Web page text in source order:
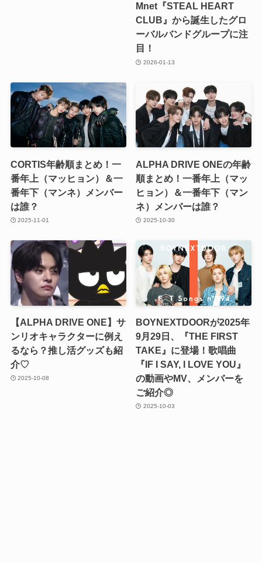
Mnet『STEAL HEART
CLUB』から誕生したグロ
ーバルバンドグループに注
目！
2026-01-13
CORTIS年齢順まとめ！一
番年上（マッヒョン）＆一
番年下（マンネ）メンバー
は誰？
2025-11-01
ALPHA DRIVE ONEの年齢
順まとめ！一番年上（マッ
ヒョン）＆一番年下（マン
ネ）メンバーは誰？
2025-10-30
【ALPHA DRIVE ONE】サ
ンリオキャラクターに例え
るなら？推し活グッズも紹
介♡
2025-10-08
BOYNEXTDOORが2025年
9月29日、『THE FIRST
TAKE』に登場！歌唱曲
『IF I SAY, I LOVE YOU』
の動画やMV、メンバーを
ご紹介◎
2025-10-03